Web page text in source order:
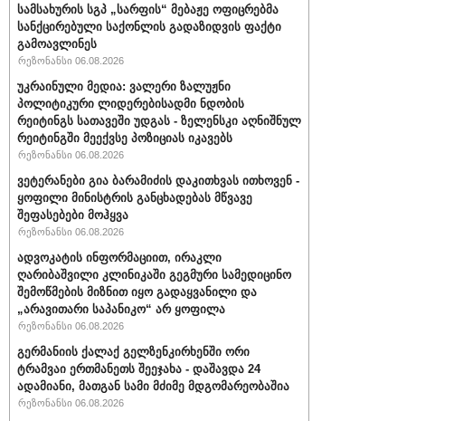
სამსახურის სგპ „სარფის“ მებაჟე ოფიცრებმა
სანქცირებული საქონლის გადაზიდვის ფაქტი
გამოავლინეს
რეზონანსი 06.08.2026
უკრაინული მედია: ვალერი ზალუჟნი
პოლიტიკური ლიდერებისადმი ნდობის
რეიტინგს სათავეში უდგას - ზელენსკი აღნიშნულ
რეიტინგში მეექვსე პოზიციას იკავებს
რეზონანსი 06.08.2026
ვეტერანები გია ბარამიძის დაკითხვას ითხოვენ -
ყოფილი მინისტრის განცხადებას მწვავე
შეფასებები მოჰყვა
რეზონანსი 06.08.2026
ადვოკატის ინფორმაციით, ირაკლი
ღარიბაშვილი კლინიკაში გეგმური სამედიცინო
შემოწმების მიზნით იყო გადაყვანილი და
„არავითარი საპანიკო“ არ ყოფილა
რეზონანსი 06.08.2026
გერმანიის ქალაქ გელზენკირხენში ორი
ტრამვაი ერთმანეთს შეეჯახა - დაშავდა 24
ადამიანი, მათგან სამი მძიმე მდგომარეობაშია
რეზონანსი 06.08.2026